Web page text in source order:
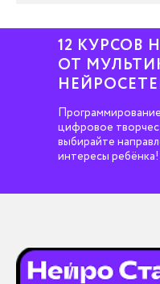
цифровое
выбирайте
интересы ребёнка!
12 КУРСОВ
ОТ